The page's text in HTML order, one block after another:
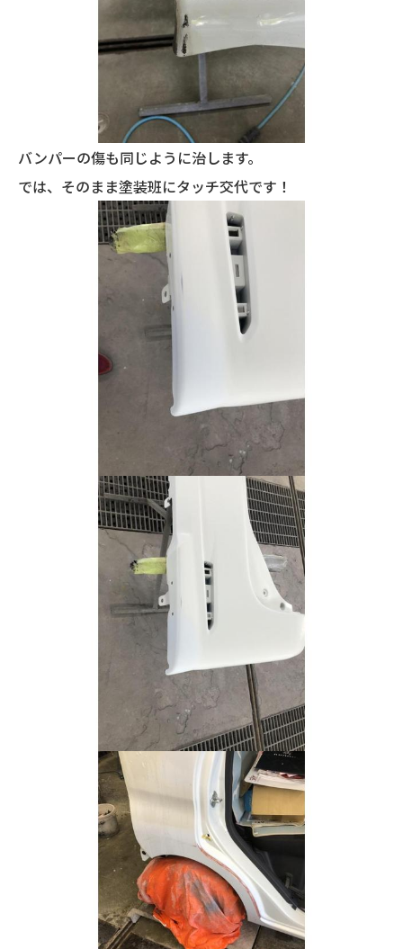
バンパーの傷も同じように治します。
では、そのまま塗装班にタッチ交代です！